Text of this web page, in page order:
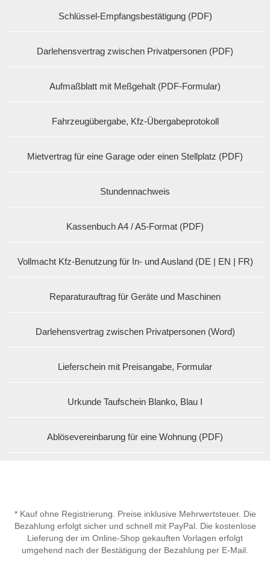
Schlüssel-Empfangsbestätigung (PDF)
Darlehensvertrag zwischen Privatpersonen (PDF)
Aufmaßblatt mit Meßgehalt (PDF-Formular)
Fahrzeugübergabe, Kfz-Übergabeprotokoll
Mietvertrag für eine Garage oder einen Stellplatz (PDF)
Stundennachweis
Kassenbuch A4 / A5-Format (PDF)
Vollmacht Kfz-Benutzung für In- und Ausland (DE | EN | FR)
Reparaturauftrag für Geräte und Maschinen
Darlehensvertrag zwischen Privatpersonen (Word)
Lieferschein mit Preisangabe, Formular
Urkunde Taufschein Blanko, Blau I
Ablösevereinbarung für eine Wohnung (PDF)
* Kauf ohne Registrierung. Preise inklusive Mehrwertsteuer. Die
Bezahlung erfolgt sicher und schnell mit PayPal. Die kostenlose
Lieferung der im Online-Shop gekauften Vorlagen erfolgt
umgehend nach der Bestätigung der Bezahlung per E-Mail.